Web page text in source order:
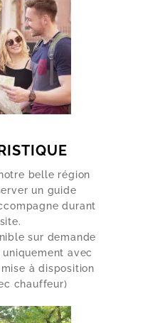
belle région
un guide
durant
sur demande
avec
à disposition
chauffeur)